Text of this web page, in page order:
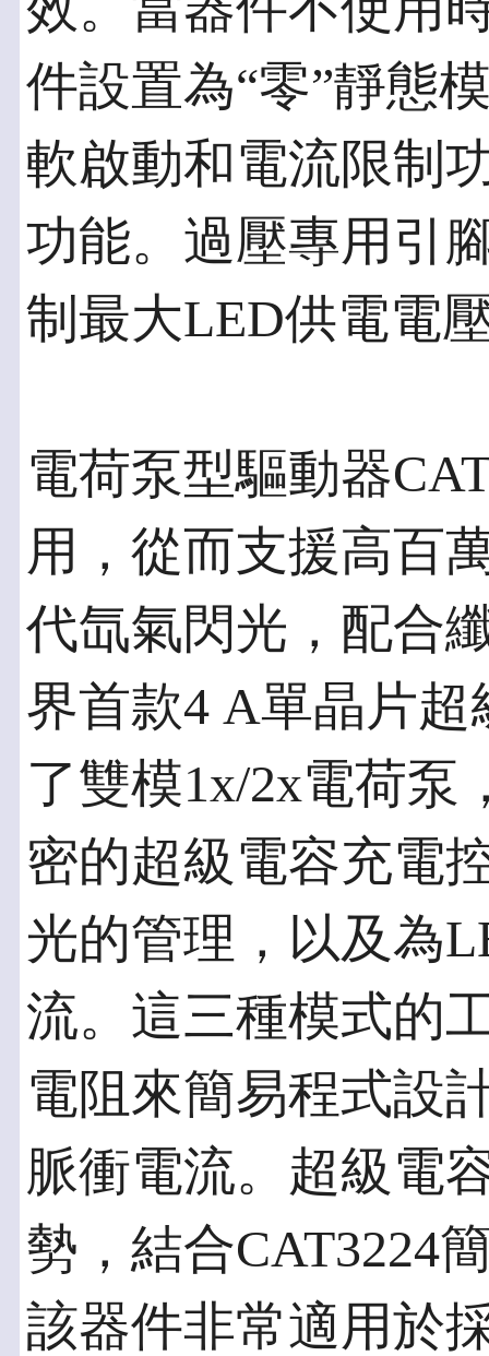
件設置為“零”靜態
軟啟動和電流限制
功能。過壓專用引
制最大LED供電電
電荷泵型驅動器
用，從而支援高百
代氙氣閃光，配合
界首款4 A單晶片
了雙模1x/2x電荷泵
密的超級電容充電
光的管理，以及為
流。這三種模式的
電阻來簡易程式設
脈衝電流。超級電
勢，結合CAT3224
該器件非常適用於